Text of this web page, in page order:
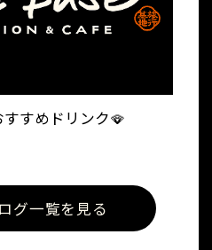
すめドリンク🪭
グ一覧を見る